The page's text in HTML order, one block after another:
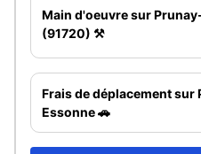
Main d'oeuvre sur
(91720) ⚒️
Frais de déplacement
Essonne 🚗